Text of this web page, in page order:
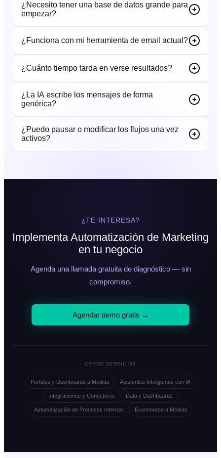
¿Necesito tener una base de datos grande para
empezar?
¿Funciona con mi herramienta de email actual?
¿Cuánto tiempo tarda en verse resultados?
¿La IA escribe los mensajes de forma
genérica?
¿Puedo pausar o modificar los flujos una vez
activos?
¿TE INTERESA?
Implementa Automatización de Marketing
en tu negocio
Agenda una llamada gratuita de diagnóstico — sin
compromiso.
Agendar demo gratis →
OTROS SERVICIOS
Portales y Dashboards a Medida Asistentes Inteligentes con IA
Integraciones y Conectores Data y Dashboards
Automatización de Procesos Internos Ecommerce a Medida